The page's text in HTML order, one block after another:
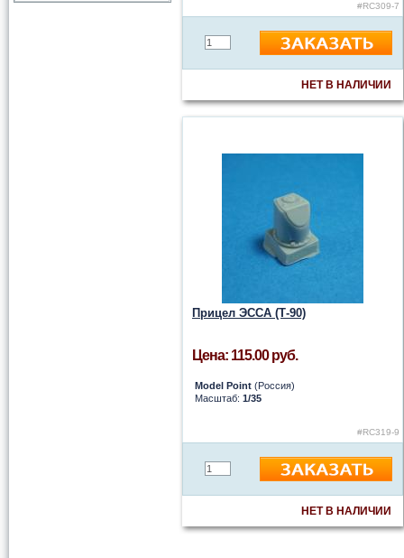
#RC309-7
НЕТ В НАЛИЧИИ
Прицел ЭССА (Т-90)
Цена: 115.00 руб.
Model Point (Россия)
Масштаб: 1/35
#RC319-9
НЕТ В НАЛИЧИИ